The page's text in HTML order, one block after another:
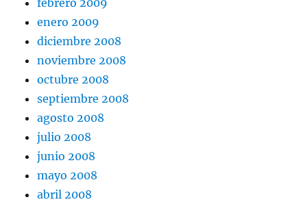
febrero 2009
enero 2009
diciembre 2008
noviembre 2008
octubre 2008
septiembre 2008
agosto 2008
julio 2008
junio 2008
mayo 2008
abril 2008